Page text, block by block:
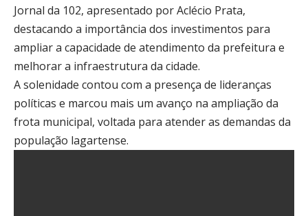
Jornal da 102, apresentado por Aclécio Prata,
destacando a importância dos investimentos para
ampliar a capacidade de atendimento da prefeitura e
melhorar a infraestrutura da cidade.
A solenidade contou com a presença de lideranças
políticas e marcou mais um avanço na ampliação da
frota municipal, voltada para atender as demandas da
população lagartense.